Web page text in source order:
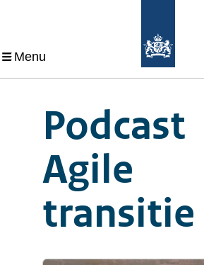
Menu
Podcast
Agile
transitie